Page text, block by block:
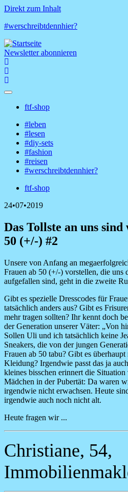
Direkt zum Inhalt
#werschreibtdennhier?
Newsletter abonnieren
Menü
ftf-shop
Hauptnavigation
#leben
#lesen
#diy-sets
#fashion
#reisen
#werschreibtdennhier?
Menü
ftf-shop
24•07•2019
Das Tollste an uns
50 (+/-) #2
Unsere von Anfang an
Frauen ab 50 (+/-) vorstellen, die uns
aufgefallen sind, geht in die zweite
Gibt es spezielle Dresscodes für
tatsächlich anders aus? Gibt es
mehr tragen sollten? Ihr kennt doch
der Generation unserer Väter: „Von
Sollen Uli und ich tatsächlich keine
Sneakers, die von der jungen
Frauen ab 50 tabu? Gibt es überhaupt
Kleidung? Irgendwie passt das ja
kleines bisschen erinnert die Situation
Mädchen in der Pubertät: Da waren
irgendwie nicht erwachsen. Heute
irgendwie auch noch nicht alt.
Heute fragen wir ...
Christiane, 54,